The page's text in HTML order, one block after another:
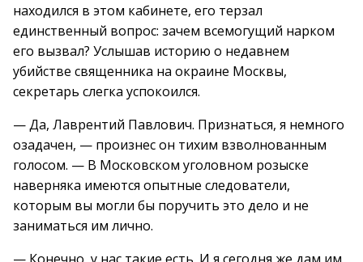
находился в этом кабинете, его терзал
единственный вопрос: зачем всемогущий нарком
его вызвал? Услышав историю о недавнем
убийстве священника на окраине Москвы,
секретарь слегка успокоился.
— Да, Лаврентий Павлович. Признаться, я немного
озадачен, — произнес он тихим взволнованным
голосом. — В Московском уголовном розыске
наверняка имеются опытные следователи,
которым вы могли бы поручить это дело и не
заниматься им лично.